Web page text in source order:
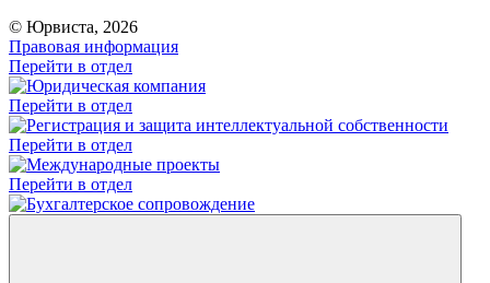
© Юрвиста, 2026
Правовая информация
Перейти в отдел
Перейти в отдел
Перейти в отдел
Перейти в отдел